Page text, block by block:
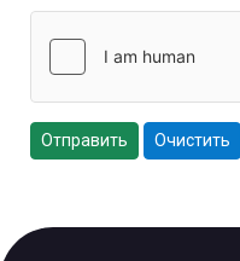
Отправить Очистить